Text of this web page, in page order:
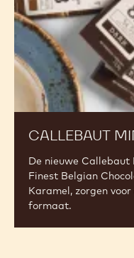
CALLEBAUT
De nieuwe
Finest Belgian
Karamel, zorgen
formaat.